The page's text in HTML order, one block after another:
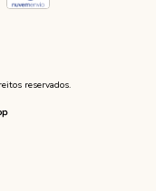
reservados.